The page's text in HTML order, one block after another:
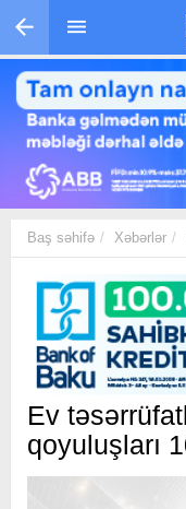
Skip to main content
Baş səhifə Xəbərlər
Ev
qoyuluşları